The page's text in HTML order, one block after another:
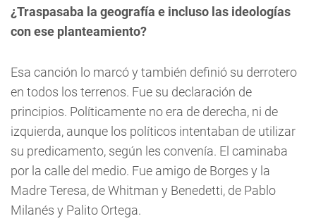
¿Traspasaba la geografía e incluso las ideologías
con ese planteamiento?
Esa canción lo marcó y también definió su derrotero
en todos los terrenos. Fue su declaración de
principios. Políticamente no era de derecha, ni de
izquierda, aunque los políticos intentaban de utilizar
su predicamento, según les convenía. El caminaba
por la calle del medio. Fue amigo de Borges y la
Madre Teresa, de Whitman y Benedetti, de Pablo
Milanés y Palito Ortega.